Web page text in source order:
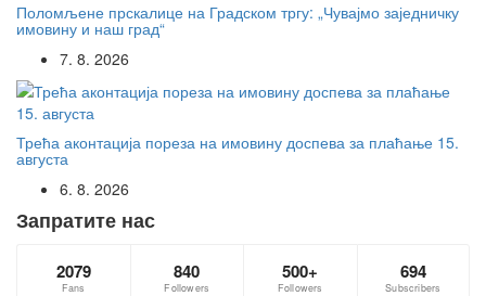
Поломљене прскалице на Градском тргу: „Чувајмо заједничку
имовину и наш град“
7. 8. 2026
Трећа аконтација пореза на имовину доспева за плаћање 15.
августа
6. 8. 2026
Запратите нас
2079
Fans
840
Followers
500+
Followers
694
Subscribers